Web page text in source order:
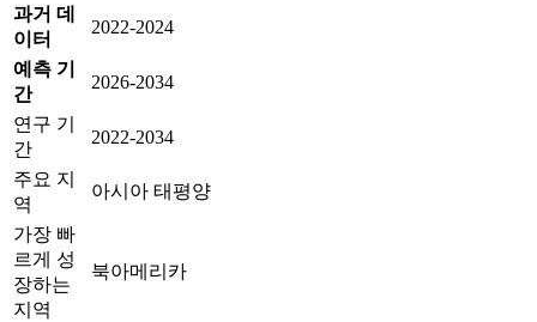
과거 데
이터
2022-2024
예측 기
간
2026-2034
연구 기
간
2022-2034
주요 지
역
아시아 태평양
가장 빠
르게 성
장하는
지역
북아메리카